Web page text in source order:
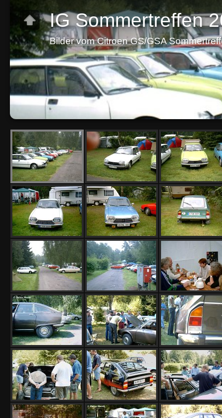
IG Sommertreffen
Bilder vom Citroen GS/GSA